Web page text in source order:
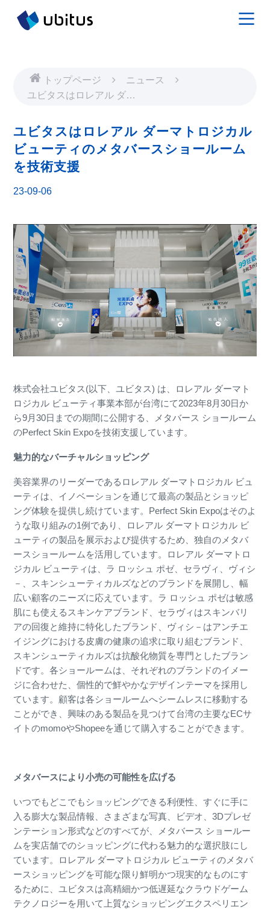
トップページ
ニュース
ユビタスはロレアル ダー
のメタバースショールーム
を技術支援
ユビタスはロレアル ダーマトロジカル
ビューティのメタバースショールーム
を技術支援
23-09-06
株式会社ユビタス(以下、ユビタス) は、ロレアル ダーマト
ロジカル ビューティ事業本部が台湾にて2023年8月30日か
ら9月30日までの期間に公開する、メタバース ショールーム
のPerfect Skin Expoを技術支援しています。
魅力的なバーチャルショッピング
美容業界のリーダーであるロレアル ダーマトロジカル ビュ
ーティは、イノベーションを通じて最高の製品とショッピ
ング体験を提供し続けています。Perfect Skin Expoはそのよ
うな取り組みの1例であり、ロレアル ダーマトロジカル ビ
ューティの製品を展示および提供するため、独自のメタバ
ースショールームを活用しています。ロレアル ダーマトロ
ジカル ビューティは、ラ ロッシュ ポゼ、セラヴィ、ヴィシ
－、スキンシューティカルズなどのブランドを展開し、幅
広い顧客のニーズに応えています。ラ ロッシュ ポゼは敏感
肌にも使えるスキンケアブランド、セラヴィはスキンバリ
アの回復と維持に特化したブランド、ヴィシ－はアンチエ
イジングにおける皮膚の健康の追求に取り組むブランド、
スキンシューティカルズは抗酸化物質を専門としたブラン
ドです。各ショールームは、それぞれのブランドのイメー
ジに合わせた、個性的で鮮やかなデザインテーマを採用し
ています。顧客は各ショールームへシームレスに移動する
ことができ、興味のある製品を見つけて台湾の主要なECサ
イトのmomoやShopeeを通じて購入することができます。
メタバースにより小売の可能性を広げる
いつでもどこでもショッピングできる利便性、すぐに手に
入る膨大な製品情報、さまざまな写真、ビデオ、3Dプレゼ
ンテーション形式などのすべてが、メタバース ショールー
ムを実店舗でのショッピングに代わる魅力的な選択肢にし
ています。ロレアル ダーマトロジカル ビューティのメタバ
ースショッピングを可能な限り鮮明かつ現実的なものにす
るために、ユビタスは高精細かつ低遅延なクラウドゲーム
テクノロジーを用いて上質なショッピングエクスペリエン